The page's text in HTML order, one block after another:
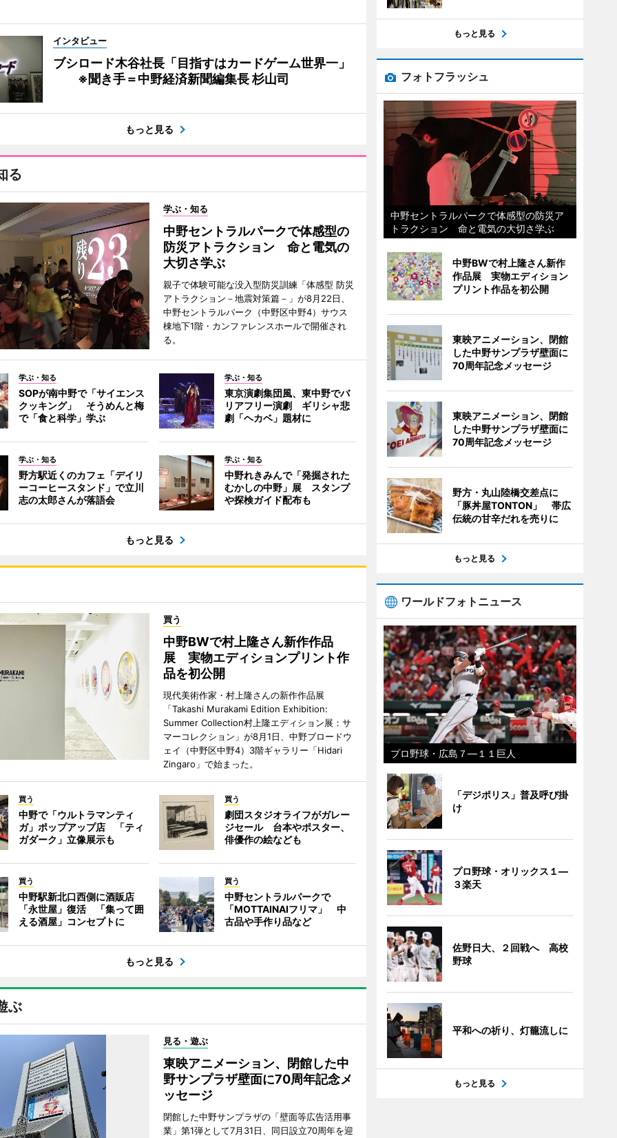
インタビュー
ブシロード木谷社長「目指すはカードゲーム世界一」
※聞き手＝中野経済新聞編集長 杉山司
もっと見る
る
学ぶ・知る
中野セントラルパークで体感型の
防災アトラクション 命と電気の
大切さ学ぶ
親子で体験可能な没入型防災訓練「体感型 防災
アトラクション－地震対策篇－」が8月22日、
中野セントラルパーク（中野区中野4）サウス
棟地下1階・カンファレンスホールで開催され
る。
学ぶ・知る
SOPが南中野で「サイエンス
クッキング」 そうめんと梅
で「食と科学」学ぶ
学ぶ・知る
東京演劇集団風、東中野でバ
リアフリー演劇 ギリシャ悲
劇「ヘカベ」題材に
学ぶ・知る
野方駅近くのカフェ「デイリ
ーコーヒースタンド」で立川
志の太郎さんが落語会
学ぶ・知る
中野れきみんで「発掘された
むかしの中野」展 スタンプ
や探検ガイド配布も
もっと見る
買う
中野BWで村上隆さん新作作品
展 実物エディションプリント作
品を初公開
現代美術作家・村上隆さんの新作作品展
「Takashi Murakami Edition Exhibition:
Summer Collection村上隆エディション展：サ
マーコレクション」が8月1日、中野ブロードウ
ェイ（中野区中野4）3階ギャラリー「Hidari
Zingaro」で始まった。
買う
中野で「ウルトラマンティ
ガ」ポップアップ店 「ティ
ガダーク」立像展示も
買う
劇団スタジオライフがガレー
ジセール 台本やポスター、
俳優作の絵なども
買う
中野駅新北口西側に酒販店
「永世屋」復活 「集って囲
える酒屋」コンセプトに
買う
中野セントラルパークで
「MOTTAINAIフリマ」 中
古品や手作り品など
もっと見る
ぶ
見る・遊ぶ
東映アニメーション、閉館した中
野サンプラザ壁面に70周年記念メ
ッセージ
閉館した中野サンプラザの「壁面等広告活用事
業」第1弾として7月31日、同日設立70周年を迎
もっと見る
フォトフラッシュ
中野セントラルパークで体感型の防災ア
トラクション 命と電気の大切さ学ぶ
中野BWで村上隆さん新作
作品展 実物エディション
プリント作品を初公開
東映アニメーション、閉館
した中野サンプラザ壁面に
70周年記念メッセージ
東映アニメーション、閉館
した中野サンプラザ壁面に
70周年記念メッセージ
野方・丸山陸橋交差点に
「豚丼屋TONTON」 帯広
伝統の甘辛だれを売りに
もっと見る
ワールドフォトニュース
プロ野球・広島７―１１巨人
「デジポリス」普及呼び掛
け
プロ野球・オリックス１―
３楽天
佐野日大、２回戦へ 高校
野球
平和への祈り、灯籠流しに
もっと見る